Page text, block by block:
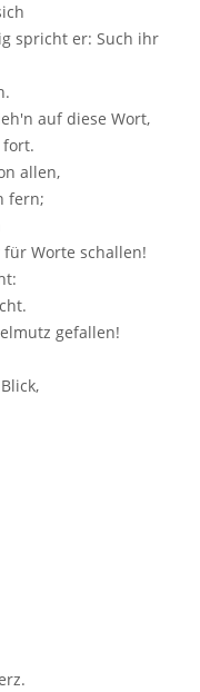
spricht er: Such ihr
auf diese Wort,
allen,
fern;
Worte schallen!
gefallen!